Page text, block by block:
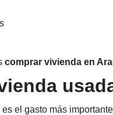
comprar vivienda en
es el gasto más